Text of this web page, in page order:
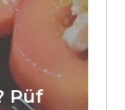
Püf